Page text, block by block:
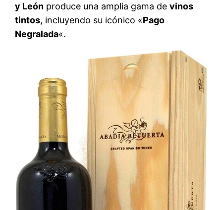
y León produce una amplia gama devinos
tintos, incluyendo su icónico «Pago
Negralada«.